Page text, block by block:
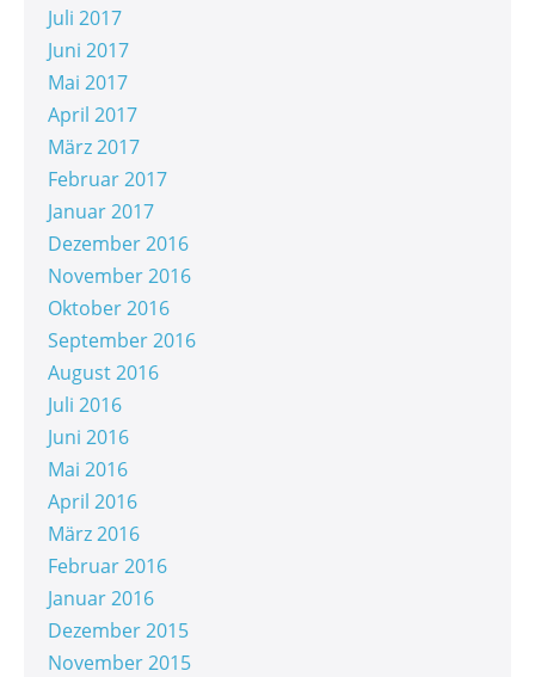
Juli 2017
Juni 2017
Mai 2017
April 2017
März 2017
Februar 2017
Januar 2017
Dezember 2016
November 2016
Oktober 2016
September 2016
August 2016
Juli 2016
Juni 2016
Mai 2016
April 2016
März 2016
Februar 2016
Januar 2016
Dezember 2015
November 2015